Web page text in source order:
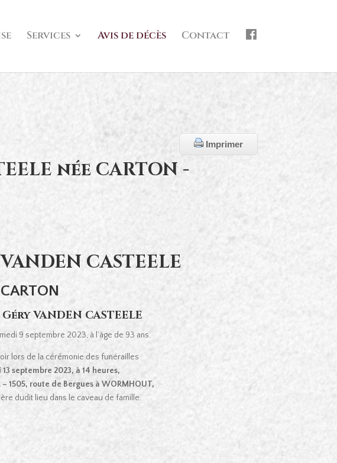
Services Avis de décès Contact
Imprimer
née CARTON -
CASTEELE
VANDEN CASTEELE
9 septembre 2023, à l’âge de 93 ans.
lors de la cérémonie des funérailles
13 septembre 2023, à 14 heures,
– 1505, route de Bergues à WORMHOUT,
dudit lieu dans le caveau de famille.